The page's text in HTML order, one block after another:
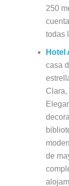
250
todas
Hotel
casa
Clara,
de